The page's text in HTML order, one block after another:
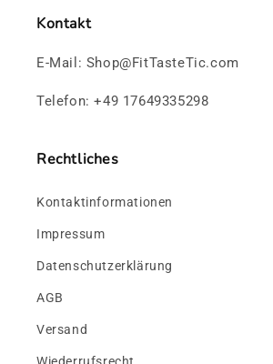
Kontakt
E-Mail: Shop@FitTasteTic.com
Telefon: +49 17649335298
Rechtliches
Kontaktinformationen
Impressum
Datenschutzerklärung
AGB
Versand